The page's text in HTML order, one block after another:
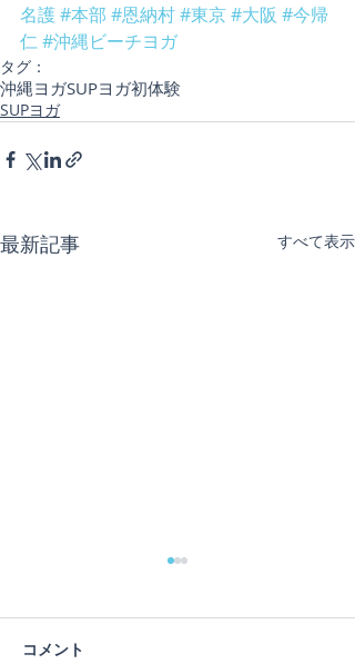
名護#本部 #恩納村#東京#大阪 #今帰
仁#沖縄ビーチヨガ
タグ：
沖縄ヨガSUPヨガ初体験
SUPヨガ
最新記事 すべて表示
コメント